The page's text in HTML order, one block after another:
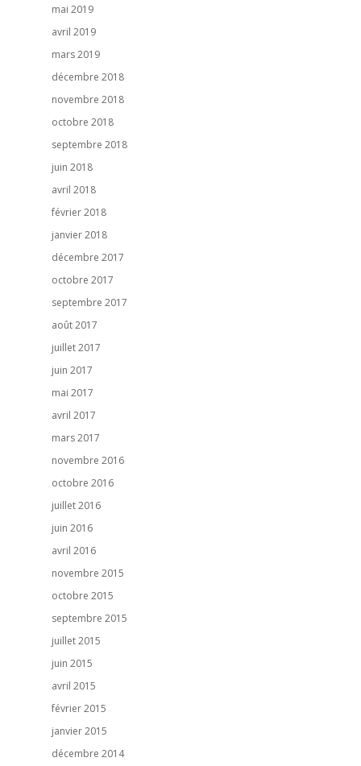
mai 2019
avril 2019
mars 2019
décembre 2018
novembre 2018
octobre 2018
septembre 2018
juin 2018
avril 2018
février 2018
janvier 2018
décembre 2017
octobre 2017
septembre 2017
août 2017
juillet 2017
juin 2017
mai 2017
avril 2017
mars 2017
novembre 2016
octobre 2016
juillet 2016
juin 2016
avril 2016
novembre 2015
octobre 2015
septembre 2015
juillet 2015
juin 2015
avril 2015
février 2015
janvier 2015
décembre 2014